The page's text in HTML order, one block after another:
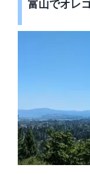
富山でオレ